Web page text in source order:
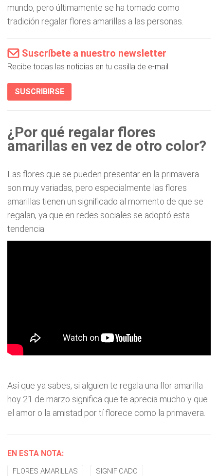
mundo, pero últimamente se ha tomado como
tradición regalar flores amarillas a las personas.
Suscríbete a nuestro newsletter
Recibe todas las noticias en tu casilla de e-mail.
SUSCRIBIRSE
¿Por qué regalar flores
amarillas en vez de otro color?
Las flores que se pueden presentar en la primavera
son muy variadas, pero especialmente las flores
amarillas tienen un significado al momento de que se
regalan, ya que en redes sociales se adoptó esta
tendencia.
Así que ya sabes, si alguien te regala una flor amarilla
hoy 21 de marzo significa que te aprecia mucho y que
el amor o la amistad por tí florece como la primavera.
EN ESTA NOTA:
FLORES AMARILLAS SIGNIFICADO